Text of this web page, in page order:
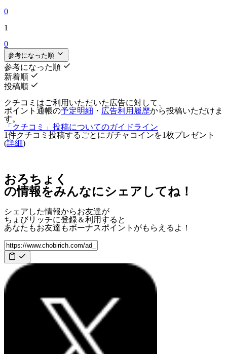
0
1
0
参考になった順
参考になった順
新着順
投稿順
クチコミはご利用いただいた広告に対して、
ポイント通帳の予定明細 ・ 広告利用履歴から投稿いただけま
す。
「クチコミ」投稿についてのガイドライン
1件クチコミ投稿するごとに ガチャコインを1枚プレゼント
(詳細)
おろちょく
の情報をみんなにシェアしてね！
シェアした情報からお友達が
ちょびリッチに登録＆利用すると
あなたもお友達もボーナスポイント がもらえるよ！